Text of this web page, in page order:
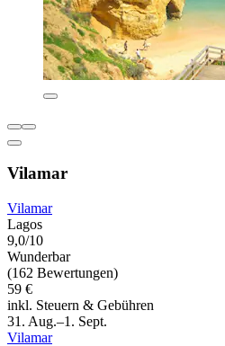
Vilamar
Vilamar
Lagos
9,0/10
Wunderbar
(162 Bewertungen)
59 €
inkl. Steuern & Gebühren
31. Aug.–1. Sept.
Vilamar